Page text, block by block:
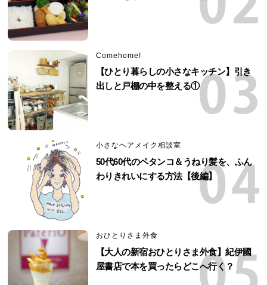
Comehome!
【ひとり暮らしの小さなキッチン】引き
出しと戸棚の中を整える①
小さなヘアメイク相談室
50代60代のペタンコ＆うねり髪を、ふん
わりきれいにする方法【後編】
おひとりさま外食
【大人の新宿おひとりさま外食】紀伊國
屋書店で本を買ったらどこへ行く？